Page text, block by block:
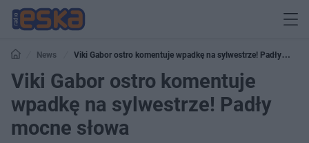
News
Viki Gabor ostro komentuje wpadkę na sylwestrze! Padły
mocne słowa
Viki Gabor ostro komentuje
wpadkę na sylwestrze! Padły
mocne słowa